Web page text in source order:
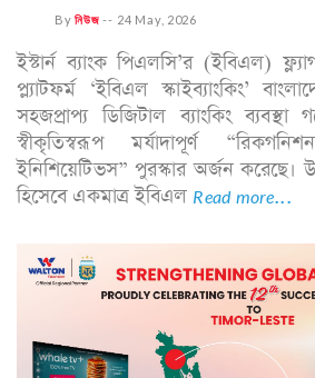
Byনিউজ -- 24 May, 2026
ইস্টার্ন ব্যাংক পিএলসি’র (ইবিএল)
প্ল্যাটফর্ম ‘ইবিএল স্কাইব্যাংকিং’
সহজপ্রাপ্য ডিজিটাল ব্যাংকিং
স্বীকৃতিস্বরূপ মর্যাদাপূর্ণ
ইনিশিয়েটিভস” পুরস্কার অর্জন করেছে।
হিসেবে একমাত্র ইবিএল Read more...